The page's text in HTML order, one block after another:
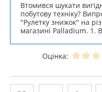
Втомився шукати
побутову техніку?
"Рулетку знижок" на
магазині Palladium. 1.
Оцінка: